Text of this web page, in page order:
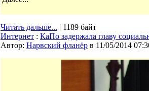
Читать дальше... | 1189 байт
Интернет : КаПо задержала главу
Автор: Нарвский фланёр в 11/05/2014